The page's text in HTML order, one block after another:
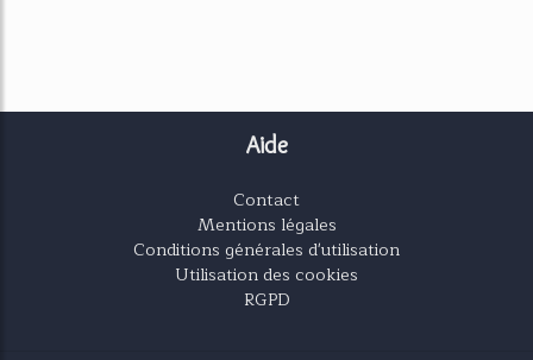
Aide
Contact
Mentions légales
Conditions générales d'utilisation
Utilisation des cookies
RGPD